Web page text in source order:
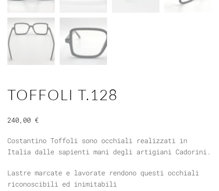
TOFFOLI T.128
240,00 €
Costantino Toffoli sono occhiali realizzati in
Italia dalle sapienti mani degli artigiani Cadorini.
Lastre marcate e lavorate rendono questi occhiali
riconoscibili ed inimitabili